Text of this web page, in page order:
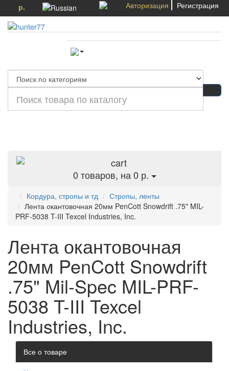
р. Авторизация Регистрация
0 товаров, на 0 р.
Кордура, стропы и тд
Стропы, ленты
Лента окантовочная 20мм PenCott Snowdrift .75" MIL-
PRF-5038 T-III Texcel Industries, Inc.
Лента окантовочная
20мм PenCott Snowdrift
.75" Mil-Spec MIL-PRF-
5038 T-III Texcel
Industries, Inc.
Все о товаре